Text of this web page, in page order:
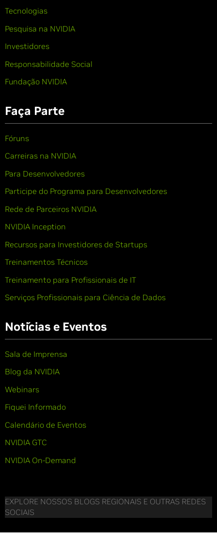
Tecnologias
Pesquisa na NVIDIA
Investidores
Responsabilidade Social
Fundação NVIDIA
Faça Parte
Fóruns
Carreiras na NVIDIA
Para Desenvolvedores
Participe do Programa para Desenvolvedores
Rede de Parceiros NVIDIA
NVIDIA Inception
Recursos para Investidores de Startups
Treinamentos Técnicos
Treinamento para Profissionais de IT
Serviços Profissionais para Ciência de Dados
Notícias e Eventos
Sala de Imprensa
Blog da NVIDIA
Webinars
Fiquei Informado
Calendário de Eventos
NVIDIA GTC
NVIDIA On-Demand
EXPLORE NOSSOS BLOGS REGIONAIS E OUTRAS REDES
SOCIAIS